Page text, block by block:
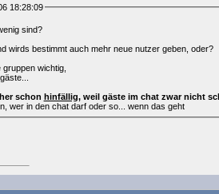
18:28:09
sind?
wirds bestimmt auch mehr neue nutzer geben, oder?
wichtig,
schon hinfällig, weil gäste im chat zwar nicht
wer in den chat darf oder so... wenn das geht